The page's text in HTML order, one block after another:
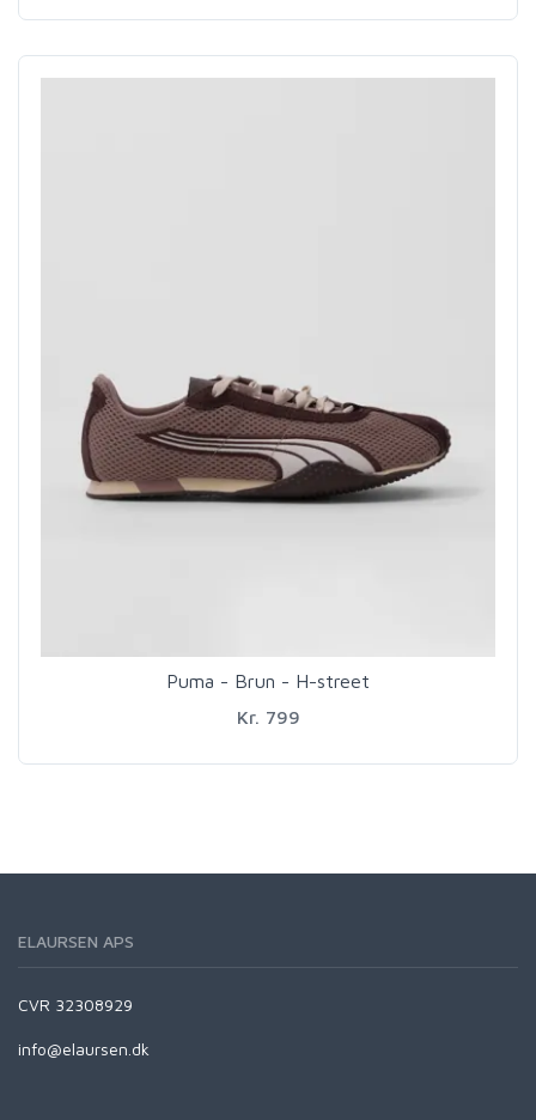
Puma - Brun - H-street
Kr. 799
ELAURSEN APS
CVR 32308929
info@elaursen.dk